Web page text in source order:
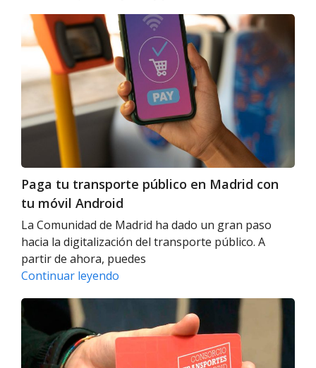
Paga
tu
transporte
público
en
Madrid
con
Paga tu transporte público en Madrid con
tu móvil Android
La Comunidad de Madrid ha dado un gran paso
hacia la digitalización del transporte público. A
partir de ahora, puedes
Continuar leyendo
público
en
Cambios
en
descuentos